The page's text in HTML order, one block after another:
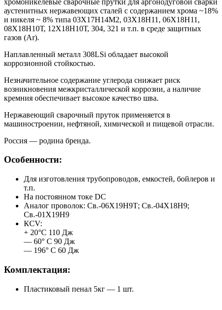
аустенитных нержавеющих сталей c содержанием хрома ~18%
и никеля ~ 8% типа 03Х17Н14М2, 03Х18Н11, 06Х18Н11,
08Х18Н10Т, 12Х18Н10Т, 304, 321 и т.п. в среде защитных
газов (Ar).
Наплавленный металл 308LSi обладает высокой
коррозионной стойкостью.
Незначительное содержание углерода снижает риск
возникновения межкристаллической коррозии, а наличие
кремния обеспечивает высокое качество шва.
Нержавеющий сварочный пруток применяется в
машиностроении, нефтяной, химической и пищевой отрасли.
Россия — родина бренда.
Особенности:
Для изготовления трубопроводов, емкостей, бойлеров и
т.п.
На постоянном токе DC
Аналог проволок: Св.-06Х19Н9Т; Св.-04Х18Н9;
Св.-01Х19Н9
КCV:
+ 20°С 110 Дж
— 60° С 90 Дж
— 196° С 60 Дж
Комплектация:
Пластиковый пенал 5кг — 1 шт.